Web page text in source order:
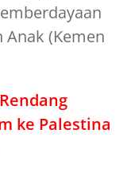
(Kemen
ke Palestina